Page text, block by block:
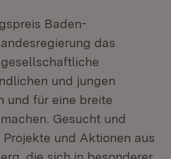
Baden-
das
und jungen
und für eine breite
Gesucht und
und Aktionen aus